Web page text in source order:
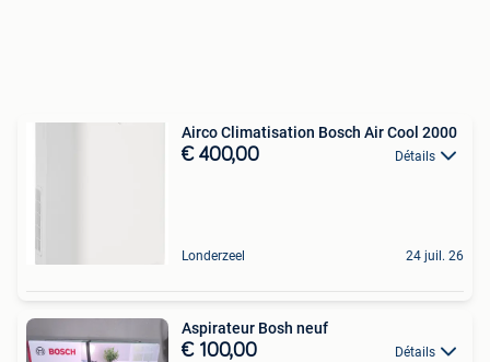
Airco Climatisation Bosch Air Cool 2000
€ 400,00 Détails
Londerzeel 24 juil. 26
Aspirateur Bosh neuf
€ 100,00 Détails